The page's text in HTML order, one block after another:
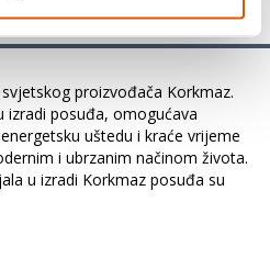
proizvođača Korkmaz.
izradi posuđa, omogućava
uštedu i kraće vrijeme
i ubrzanim načinom života.
u izradi Korkmaz posuđa su